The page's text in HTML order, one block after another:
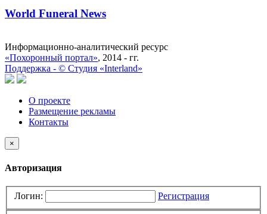
World Funeral News
Информационно-аналитический ресурс
«Похоронный портал», 2014 - гг.
Поддержка - © Cтудия «Interland»
О проекте
Размещение рекламы
Контакты
×
Авторизация
Логин: Регистрация